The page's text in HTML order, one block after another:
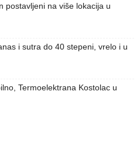
postavljeni na više lokacija u
i sutra do 40 stepeni, vrelo i u
Termoelektrana Kostolac u